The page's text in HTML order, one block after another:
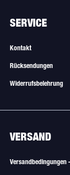
SERVICE
Kontakt
Rücksendungen
Widerrufsbelehrung
VERSAND
Versandbedingungen